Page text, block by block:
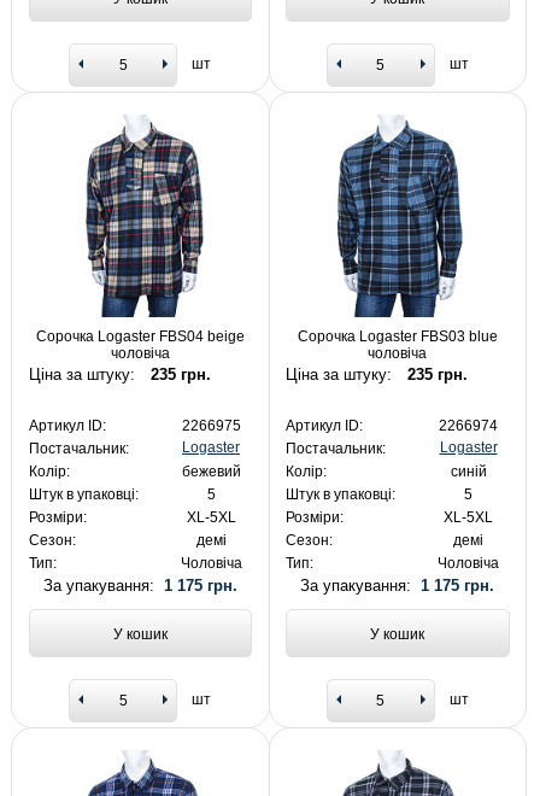
шт шт
Сорочка Logaster FBS04 beige
чоловіча
Ціна за штуку: 235 грн.
Артикул ID:
2266975
Постачальник:
Logaster
Колір:
бежевий
Штук в упаковці:
5
Розміри:
XL-5XL
Сезон:
демі
Тип:
Чоловіча
За упакування: 1 175 грн.
У кошик
шт
Сорочка Logaster FBS03 blue
чоловіча
Ціна за штуку: 235 грн.
Артикул ID:
2266974
Постачальник:
Logaster
Колір:
синій
Штук в упаковці:
5
Розміри:
XL-5XL
Сезон:
демі
Тип:
Чоловіча
За упакування:1 175 грн.
У кошик
шт